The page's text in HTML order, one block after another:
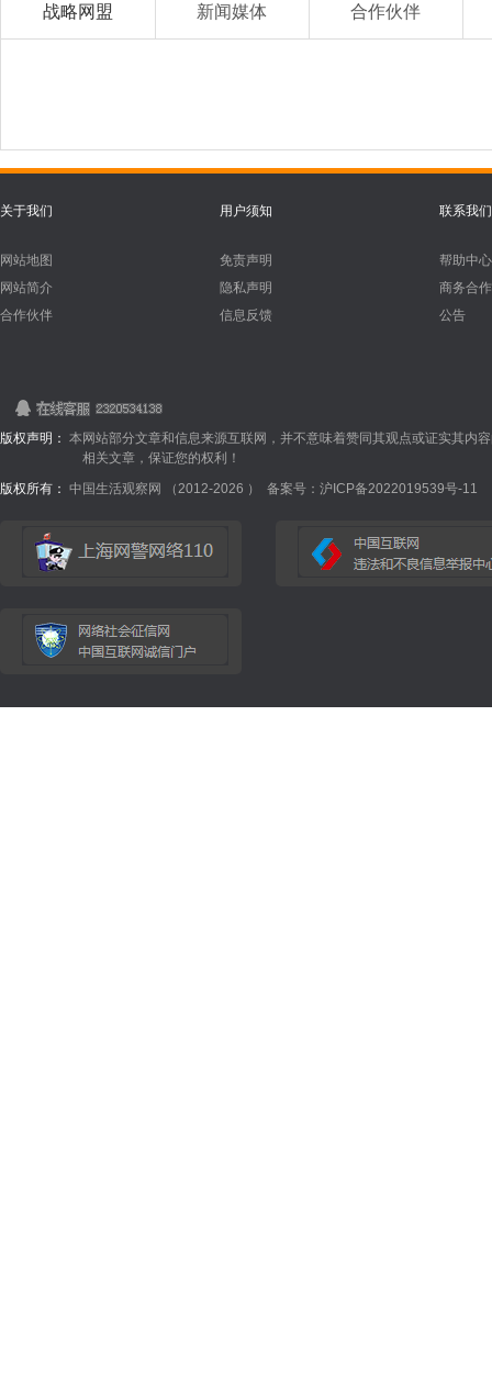
记” 对外开
战略网盟 新闻媒体 合作伙伴
关于我们
网站地图
网站简介
合作伙伴
用户须知
免责声明
隐私声明
信息反馈
联系我们
帮助中心
商务合作
公告
版权声明： 本网站部分文章和信息来源互联网，并不意味着赞同其观点或证实其内
相关文章，保证您的权利！
版权所有： 中国生活观察网 （2012-2026 ） 备案号：沪ICP备2022019539号-11